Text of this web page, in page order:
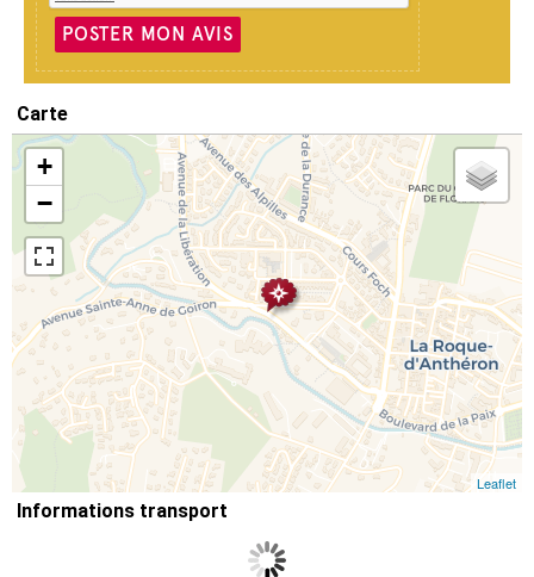
POSTER MON AVIS
Carte
+
−
Leaflet
Informations transport